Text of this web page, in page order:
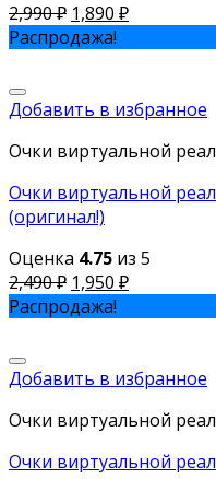
2,990₽ 1,890 ₽
Распродажа!
Добавить в избранное
Очки виртуальной
Очки виртуальной
(оригинал!)
Оценка 4.75 из 5
2,490₽ 1,950 ₽
Распродажа!
Добавить в избранное
Очки виртуальной
Очки виртуальной